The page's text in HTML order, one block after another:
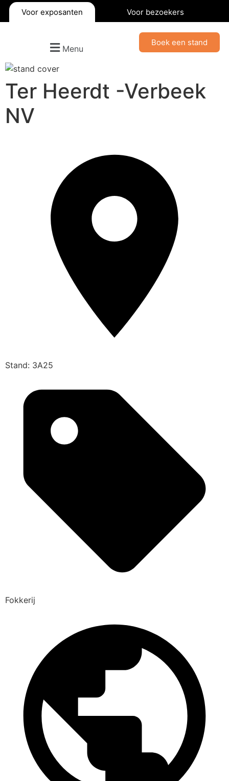
Voor exposanten Voor bezoekers
Menu
Boek een stand
Ter Heerdt -Verbeek
NV
Stand: 3A25
Fokkerij